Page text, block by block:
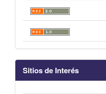
Sitios de Interés